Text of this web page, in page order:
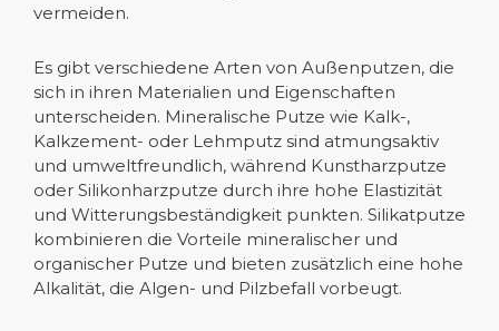
vermeiden.
Es gibt verschiedene Arten von Außenputzen, die
sich in ihren Materialien und Eigenschaften
unterscheiden. Mineralische Putze wie Kalk-,
Kalkzement- oder Lehmputz sind atmungsaktiv
und umweltfreundlich, während Kunstharzputze
oder Silikonharzputze durch ihre hohe Elastizität
und Witterungsbeständigkeit punkten. Silikatputze
kombinieren die Vorteile mineralischer und
organischer Putze und bieten zusätzlich eine hohe
Alkalität, die Algen- und Pilzbefall vorbeugt.